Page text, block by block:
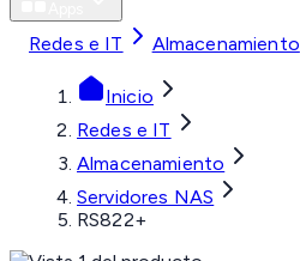
Redes e IT Almacenamiento
Inicio
Redes e IT
Almacenamiento
Servidores NAS
RS822+